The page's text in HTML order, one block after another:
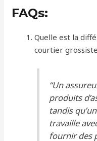
FAQs:
Quelle est la
courtier
“Un
produits
tandis
travaille
fournir des